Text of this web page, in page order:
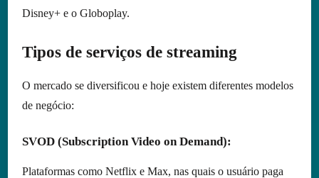
Disney+ e o Globoplay.
Tipos de serviços de streaming
O mercado se diversificou e hoje existem diferentes modelos
de negócio:
SVOD (Subscription Video on Demand):
Plataformas como Netflix e Max, nas quais o usuário paga